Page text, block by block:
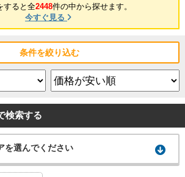
すると全2448件の中から探せます。
今すぐ見る
条件を絞り込む
検索する
を選んでください